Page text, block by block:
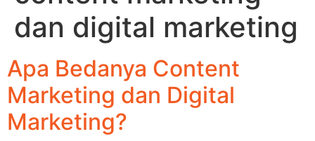
dan digital marketing
Apa Bedanya Content
Marketing dan Digital
Marketing?